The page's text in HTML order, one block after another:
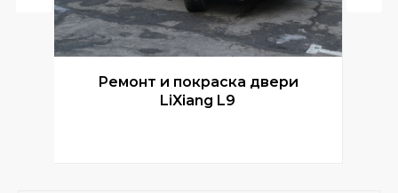
Ремонт и покраска двери
LiXiang L9